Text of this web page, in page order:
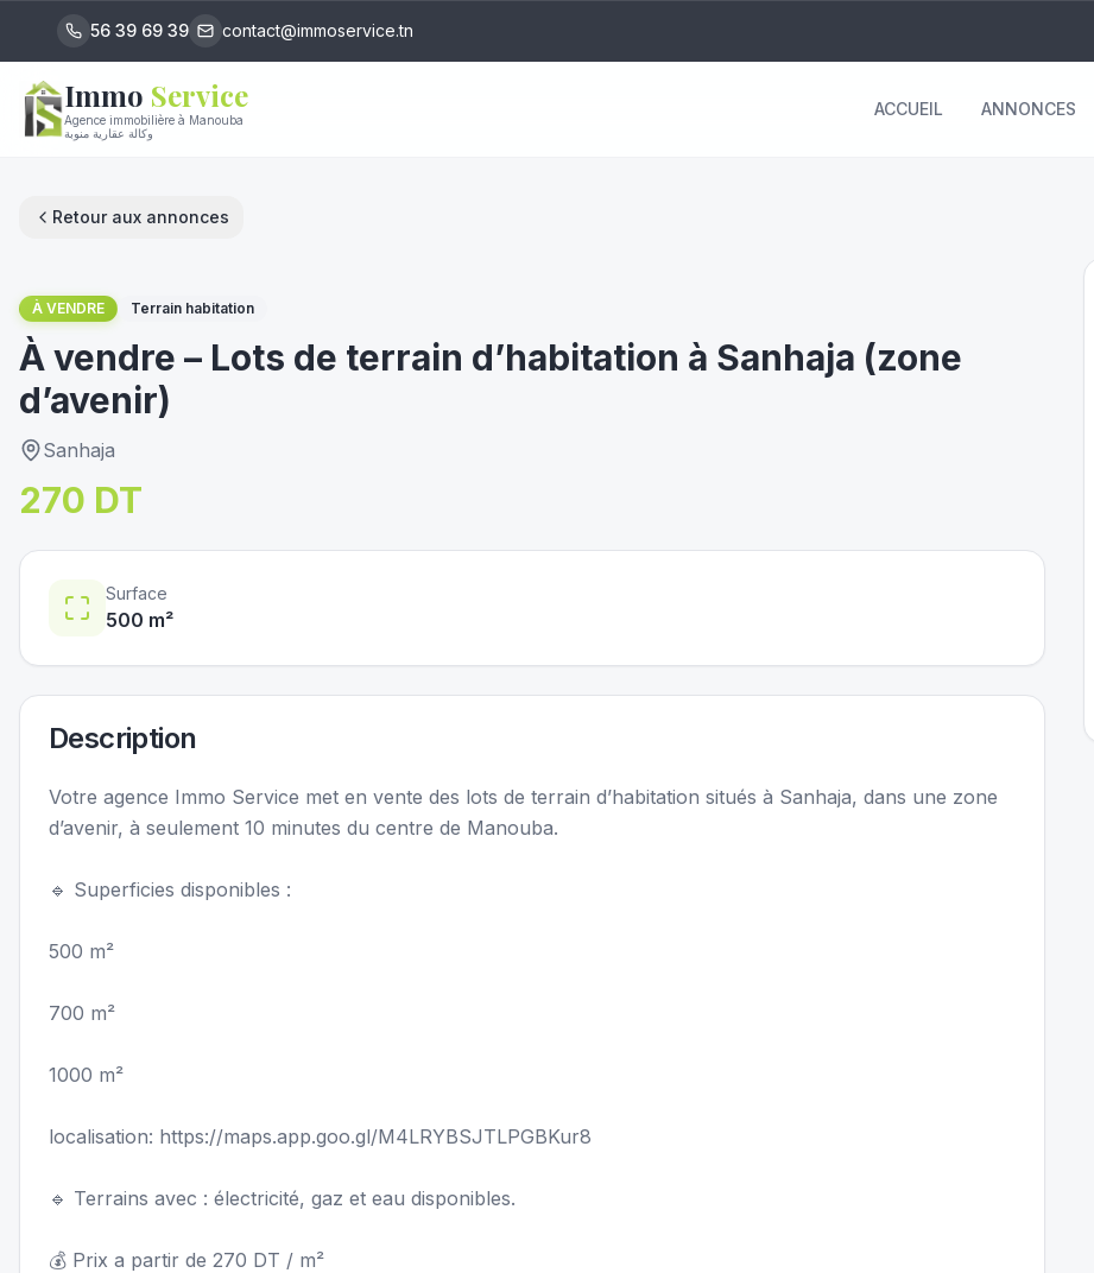
56 39 69 39 contact@immoservice.tn
Immo Service
Agence immobilière à Manouba
وكالة عقارية منوبة
ACCUEIL ANNONCES
Retour aux annonces
1/11
À VENDRE Terrain habitation
À vendre – Lots de terrain d’habitation à Sanhaja (zone
d’avenir)
Sanhaja
270 DT
Surface
500 m²
Description
Votre agence Immo Service met en vente des lots de terrain d’habitation situés à Sanhaja, dans une zone
d’avenir, à seulement 10 minutes du centre de Manouba.
🔹 Superficies disponibles :
500 m²
700 m²
1000 m²
localisation: https://maps.app.goo.gl/M4LRYBSJTLPGBKur8
🔹 Terrains avec : électricité, gaz et eau disponibles.
💰 Prix a partir de 270 DT / m²